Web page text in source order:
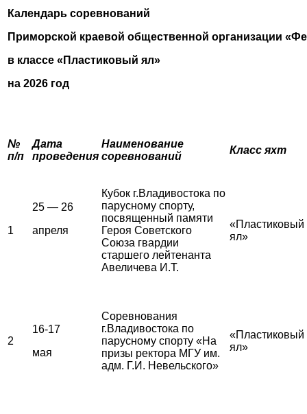
Календарь соревнований
Приморской краевой общественной организации
в классе «Пластиковый ял»
на 2026 год
№
п/п
Дата
проведения
Наименование
соревнований
Класс яхт
1
25 — 26
апреля
Кубок г.Владивостока по
парусному спорту,
посвященный памяти
Героя Советского
Союза гвардии
старшего лейтенанта
Авеличева И.Т.
«Пластиковый
ял»
2
16-17
мая
Соревнования
г.Владивостока по
парусному спорту «На
призы ректора МГУ им.
адм. Г.И. Невельского»
«Пластиковый
ял»